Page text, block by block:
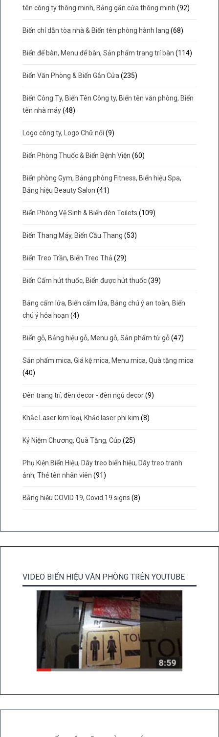
tên công ty thông minh, Bảng gắn cửa thông minh (92)
Biển chỉ dẫn tòa nhà & Biển tên phòng hành lang (68)
Biển để bàn, Menu để bàn, Sản phẩm trang trí bàn (114)
Biển Văn Phòng & Biển Gắn Cửa (235)
Biển Công Ty, Biển Tên Công ty, Biển tên văn phòng, Biển
tên nhà máy (48)
Logo công ty, Logo Chữ nổi (9)
Biển Phòng Thuốc & Biển Bệnh Viện (60)
Biển phòng Gym, Bảng phòng Fitness, Biển hiệu Spa,
Bảng hiệu Beauty Salon (41)
Biển Phòng Vệ Sinh & Biển đèn Toilets (109)
Biển Thang Máy, Biển Cầu Thang (53)
Biển Treo Trần, Biển Treo Thả (29)
Biển Cấm hút thuốc, Biển được hút thuốc (39)
Bảng cấm lửa, Biển cấm lửa, Bảng chú ý an toàn, Biển
chú ý hỏa hoạn (4)
Biển gỗ, Bảng hiệu gỗ, Menu gỗ, Sản phẩm từ gỗ (47)
Sản phẩm mica, Giá kệ mica, Menu mica, Quà tặng mica
(40)
Đèn trang trí, đèn decor - đèn ngủ decor (9)
Khắc Laser kim loại, Khắc laser phi kim (8)
Kỷ Niệm Chương, Quà Tặng, Cúp (25)
Phụ Kiện Biển Hiệu, Dây treo biển hiệu, Dây treo tranh
ảnh, Thẻ tên nhân viên (91)
Bảng hiệu COVID 19, Covid 19 signs (8)
VIDEO BIỂN HIỆU VĂN PHÒNG TRÊN YOUTUBE